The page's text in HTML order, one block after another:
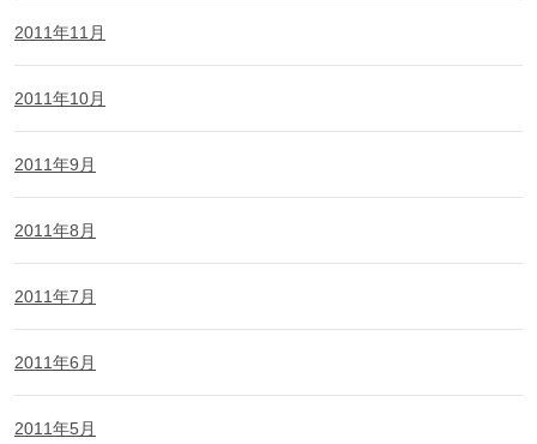
2011年11月
2011年10月
2011年9月
2011年8月
2011年7月
2011年6月
2011年5月